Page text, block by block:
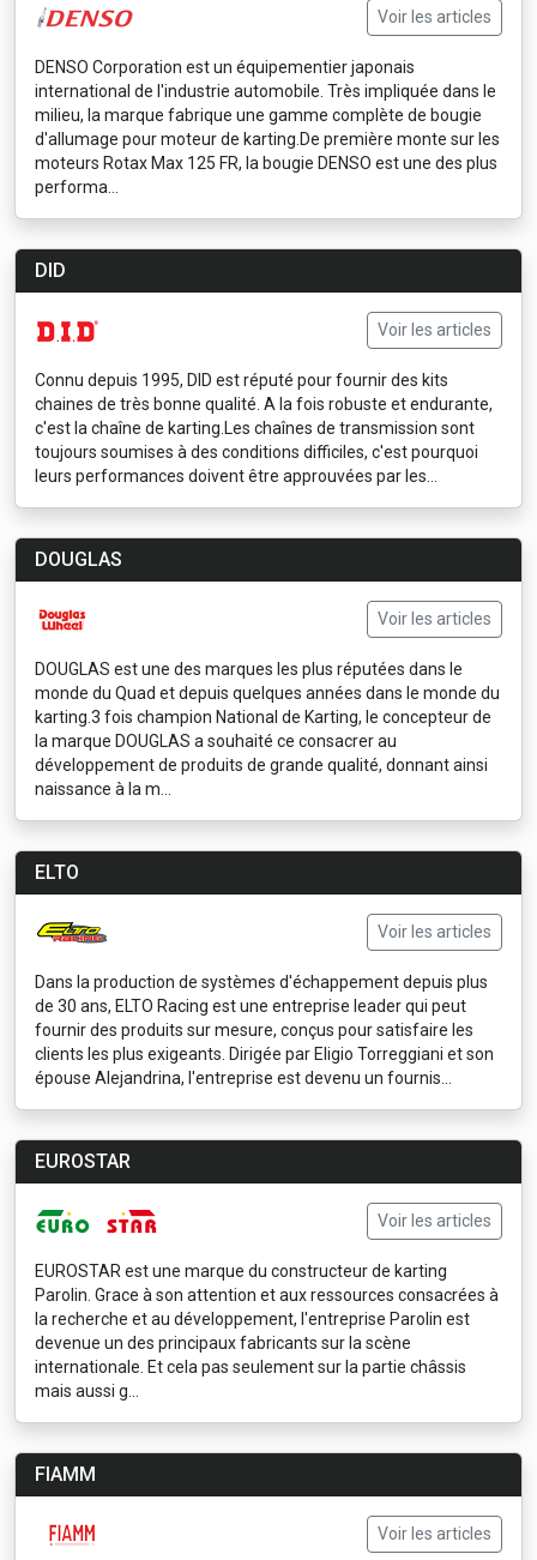
Voir les articles
DENSO Corporation est un équipementier japonais
international de l'industrie automobile. Très impliquée dans le
milieu, la marque fabrique une gamme complète de bougie
d'allumage pour moteur de karting.De première monte sur les
moteurs Rotax Max 125 FR, la bougie DENSO est une des plus
performa...
DID
Voir les articles
Connu depuis 1995, DID est réputé pour fournir des kits
chaines de très bonne qualité. A la fois robuste et endurante,
c'est la chaîne de karting.Les chaînes de transmission sont
toujours soumises à des conditions difficiles, c'est pourquoi
leurs performances doivent être approuvées par les...
DOUGLAS
Voir les articles
DOUGLAS est une des marques les plus réputées dans le
monde du Quad et depuis quelques années dans le monde du
karting.3 fois champion National de Karting, le concepteur de
la marque DOUGLAS a souhaité ce consacrer au
développement de produits de grande qualité, donnant ainsi
naissance à la m...
ELTO
Voir les articles
Dans la production de systèmes d'échappement depuis plus
de 30 ans, ELTO Racing est une entreprise leader qui peut
fournir des produits sur mesure, conçus pour satisfaire les
clients les plus exigeants. Dirigée par Eligio Torreggiani et son
épouse Alejandrina, l'entreprise est devenu un fournis...
EUROSTAR
Voir les articles
EUROSTAR est une marque du constructeur de karting
Parolin. Grace à son attention et aux ressources consacrées à
la recherche et au développement, l'entreprise Parolin est
devenue un des principaux fabricants sur la scène
internationale. Et cela pas seulement sur la partie châssis
mais aussi g...
FIAMM
Voir les articles